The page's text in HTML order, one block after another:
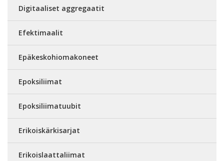
Digitaaliset aggregaatit
Efektimaalit
Epäkeskohiomakoneet
Epoksiliimat
Epoksiliimatuubit
Erikoiskärkisarjat
Erikoislaattaliimat